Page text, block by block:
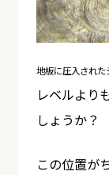
地板に圧入され
レベルより
しょうか？
この位置が